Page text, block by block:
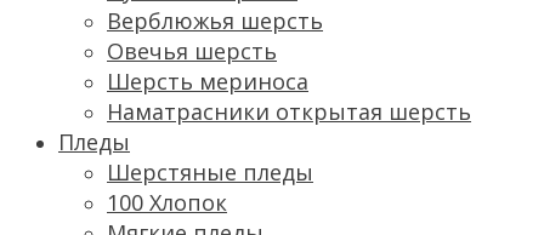
Верблюжья шерсть
Овечья шерсть
Шерсть мериноса
Наматрасники открытая шерсть
Пледы
Шерстяные пледы
100 Хлопок